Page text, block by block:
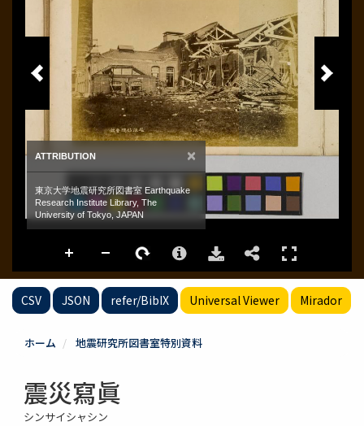
CSV JSON refer/BibIX Universal Viewer Mirador
ホーム 地震研究所図書室特別資料
震災寫眞
シンサイシャシン